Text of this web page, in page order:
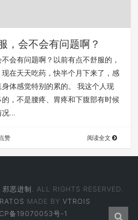
，会不会有问题啊？
会有问题啊？以前有点不舒服的，
在天天吃药，快半个月下来了，感
体感觉特别的累的。 我这个人现
，不是腰疼、胃疼和下腹部有时候
况…
赞 阅读全文
邪恶进制 . ALL RIGHTS RESERVED.
MADE BY VTROIS
备19070053号-1